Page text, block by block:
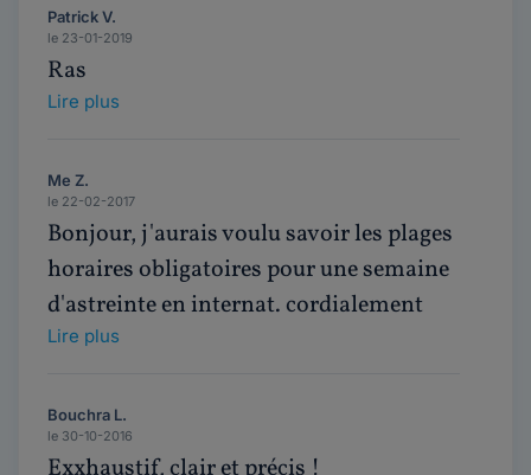
Patrick V.
le 23-01-2019
Ras
Lire plus
Me Z.
le 22-02-2017
Bonjour, j'aurais voulu savoir les plages
horaires obligatoires pour une semaine
d'astreinte en internat. cordialement
Lire plus
Bouchra L.
le 30-10-2016